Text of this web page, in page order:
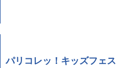
パリコレッ！キッズフェス